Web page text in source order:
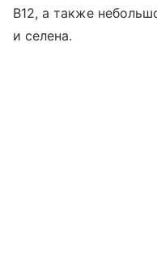
B12, а также
и селена.